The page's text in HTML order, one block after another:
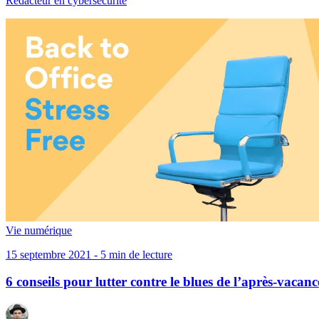
Vie numérique
15 septembre 2021 - 5 min de lecture
6 conseils pour lutter contre le blues de l’après-